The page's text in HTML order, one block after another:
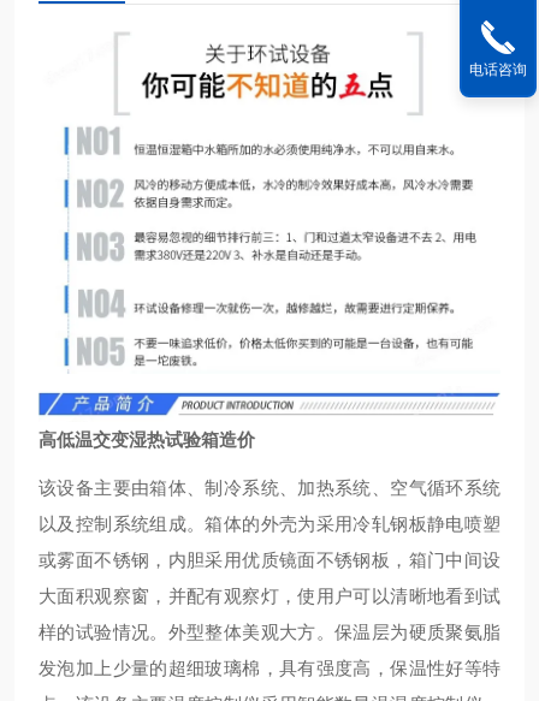
高低温交变湿热试验箱造价
该设备主要由箱体、制冷系统、加热系统、空气循环系统
以及控制系统组成。箱体的外壳为采用冷轧钢板静电喷塑
或雾面不锈钢，内胆采用优质镜面不锈钢板，箱门中间设
大面积观察窗，并配有观察灯，使用户可以清晰地看到试
样的试验情况。外型整体美观大方。保温层为硬质聚氨脂
发泡加上少量的超细玻璃棉，具有强度高，保温性好等特
电话咨询